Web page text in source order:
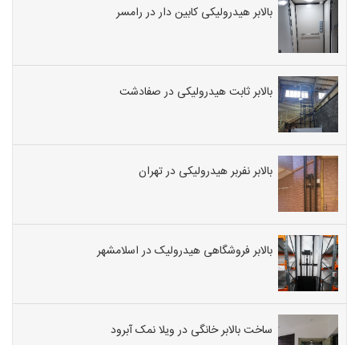
بالابر هیدرولیکی کابین دار در رامسر
بالابر ثابت هیدرولیکی در صفادشت
بالابر نفربر هیدرولیکی در تهران
بالابر فروشگاهی هیدرولیک در اسلامشهر
ساخت بالابر خانگی در ویلا نمک آبرود